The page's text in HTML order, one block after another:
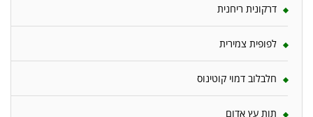
דרקונית ריחנית
לפופית צמירית
חלבלוב דמוי קוטינוס
תות עץ אדום